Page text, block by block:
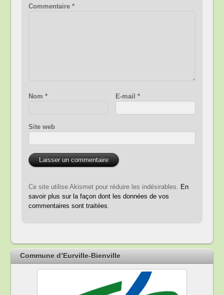
Commentaire*
Nom* E-mail *
Site web
Ce site utilise Akismet pour réduire les indésirables. En
savoir plus sur la façon dont les données de vos
commentaires sont traitées
Commune d’Eurville-Bienville